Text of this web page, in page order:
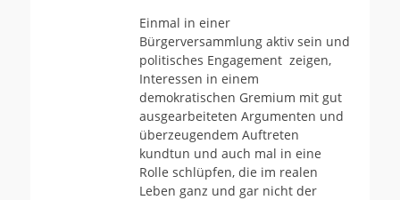
Einmal in einer
Bürgerversammlung aktiv sein und
politisches Engagement zeigen,
Interessen in einem
demokratischen Gremium mit gut
ausgearbeiteten Argumenten und
überzeugendem Auftreten
kundtun und auch mal in eine
Rolle schlüpfen, die im realen
Leben ganz und gar nicht der